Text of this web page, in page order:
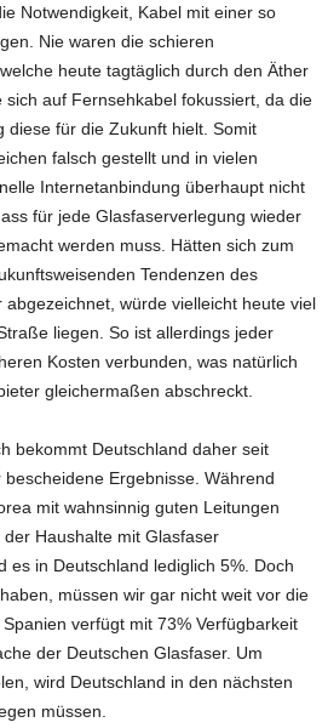
Notwendigkeit, Kabel mit einer so
Nie waren die schieren
heute tagtäglich durch den Äther
auf Fernsehkabel fokussiert, da die
diese für die Zukunft hielt. Somit
falsch gestellt und in vielen
Internetanbindung überhaupt nicht
für jede Glasfaserverlegung wieder
werden muss. Hätten sich zum
Tendenzen des
würde vielleicht heute viel
liegen. So ist allerdings jeder
Kosten verbunden, was natürlich
gleichermaßen abschreckt.
bekommt Deutschland daher seit
Ergebnisse. Während
mit wahnsinnig guten Leitungen
Haushalte mit Glasfaser
es in Deutschland lediglich 5%. Doch
müssen wir gar nicht weit vor die
verfügt mit 73% Verfügbarkeit
der Deutschen Glasfaser. Um
wird Deutschland in den nächsten
müssen.